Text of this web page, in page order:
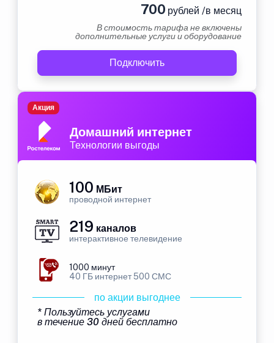
700 рублей /в месяц
В стоимость тарифа не включены
дополнительные услуги и оборудование
Подключить
Домашний интернет
Технологии выгоды
Акция
100 МБит
проводной интернет
219 каналов
интерактивное телевидение
1000 минут
40 ГБ интернет 500 СМС
по акции выгоднее
* Пользуйтесь услугами
в течение 30 дней бесплатно